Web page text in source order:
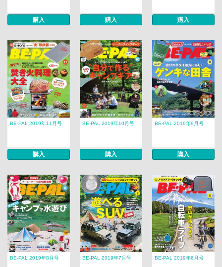
購入 購入 購入
BE-PAL 2019年11月号
購入
BE-PAL 2019年10月号
購入
BE-PAL 2019年9月号
購入
BE-PAL 2019年8月号 BE-PAL 2019年7月号 BE-PAL 2019年6月号